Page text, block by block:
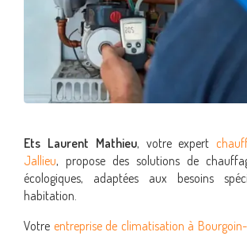
Ets Laurent Mathieu, votre expert
Jallieu, propose des solutions de
écologiques, adaptées aux besoins
habitation.
Votre entreprise de climatisation à